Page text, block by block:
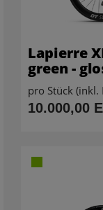
Lapierre
green -
pro Stück (inkl.
10.000,00